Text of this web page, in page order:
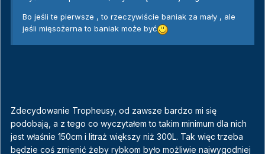
Bo jeśli te pierwsze , to rzeczywiście baniak za mały , ale
jeśli mięsożerna to baniak może być
Zdecydowanie Tropheusy, od zawsze bardzo mi się
podobają, a z tego co wyczytałem to takim minimum dla nich
jest właśnie 150cm i litraż większy niż 300L. Tak więc trzeba
będzie coś zmienić żeby rybkom było możliwie najwygodniej